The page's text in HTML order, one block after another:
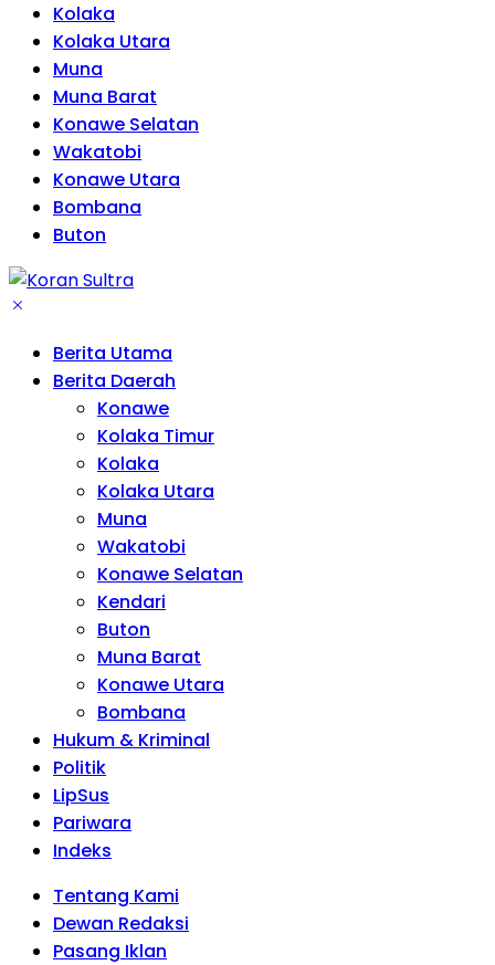
Kolaka
Kolaka Utara
Muna
Muna Barat
Konawe Selatan
Wakatobi
Konawe Utara
Bombana
Buton
Berita Utama
Berita Daerah
Konawe
Kolaka Timur
Kolaka
Kolaka Utara
Muna
Wakatobi
Konawe Selatan
Kendari
Buton
Muna Barat
Konawe Utara
Bombana
Hukum & Kriminal
Politik
LipSus
Pariwara
Indeks
Tentang Kami
Dewan Redaksi
Pasang Iklan